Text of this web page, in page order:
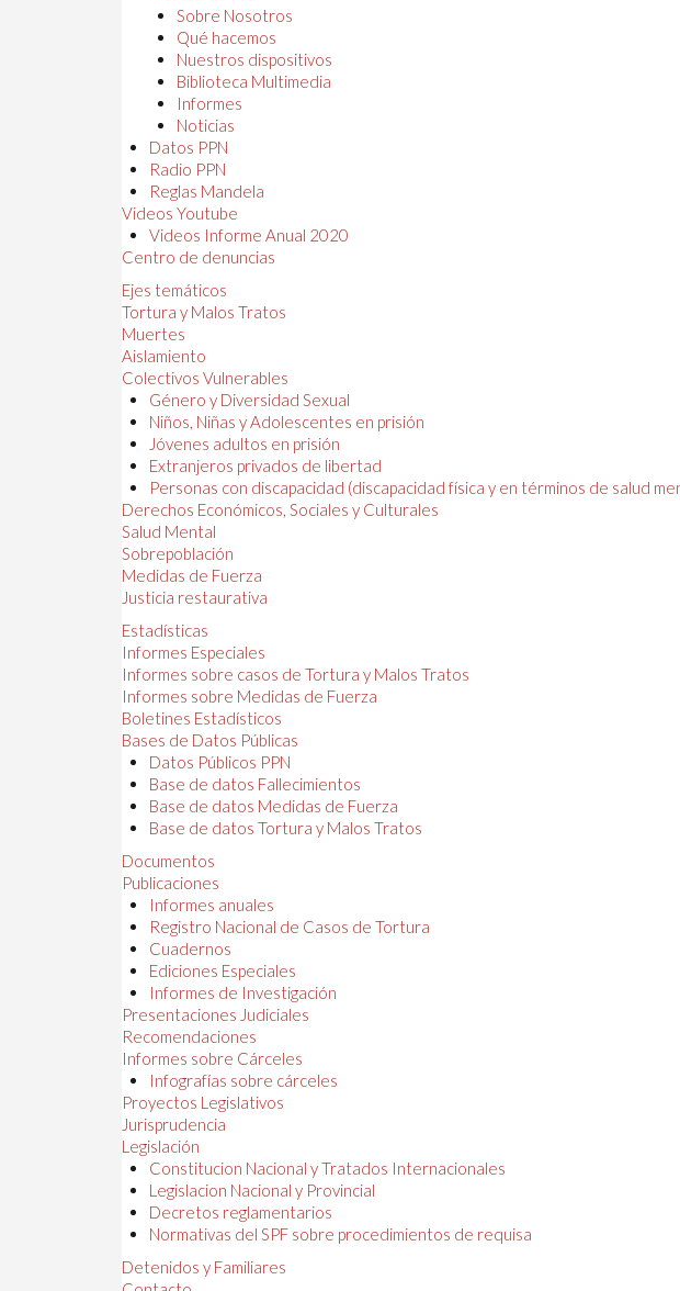
Sobre Nosotros
Qué hacemos
Nuestros dispositivos
Biblioteca Multimedia
Informes
Noticias
Datos PPN
Radio PPN
Reglas Mandela
Videos Youtube
Videos Informe Anual 2020
Centro de denuncias
Ejes temáticos
Tortura y Malos Tratos
Muertes
Aislamiento
Colectivos Vulnerables
Género y Diversidad Sexual
Niños, Niñas y Adolescentes en prisión
Jóvenes adultos en prisión
Extranjeros privados de libertad
Personas con discapacidad (discapacidad física y en términos de salud
Derechos Económicos, Sociales y Culturales
Salud Mental
Sobrepoblación
Medidas de Fuerza
Justicia restaurativa
Estadísticas
Informes Especiales
Informes sobre casos de Tortura y Malos Tratos
Informes sobre Medidas de Fuerza
Boletines Estadísticos
Bases de Datos Públicas
Datos Públicos PPN
Base de datos Fallecimientos
Base de datos Medidas de Fuerza
Base de datos Tortura y Malos Tratos
Documentos
Publicaciones
Informes anuales
Registro Nacional de Casos de Tortura
Cuadernos
Ediciones Especiales
Informes de Investigación
Presentaciones Judiciales
Recomendaciones
Informes sobre Cárceles
Infografías sobre cárceles
Proyectos Legislativos
Jurisprudencia
Legislación
Constitucion Nacional y Tratados Internacionales
Legislacion Nacional y Provincial
Decretos reglamentarios
Normativas del SPF sobre procedimientos de requisa
Detenidos y Familiares